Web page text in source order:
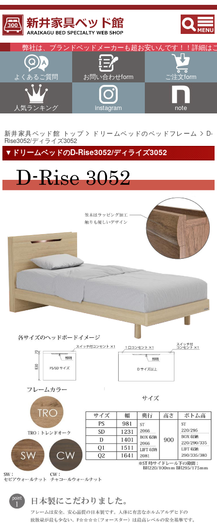
は、ブランドベッドメーカーも超お安いんです！！詳細はこちらを
よくあるご質問 お問い合わせform ご注文form
人気ランキング instagram note
新井家具ベッド館 トップ ドリームベッドのベッドフレーム D-
Rise3052/ディライズ3052
▼ドリームベッドのD-Rise3052/ディライズ3052